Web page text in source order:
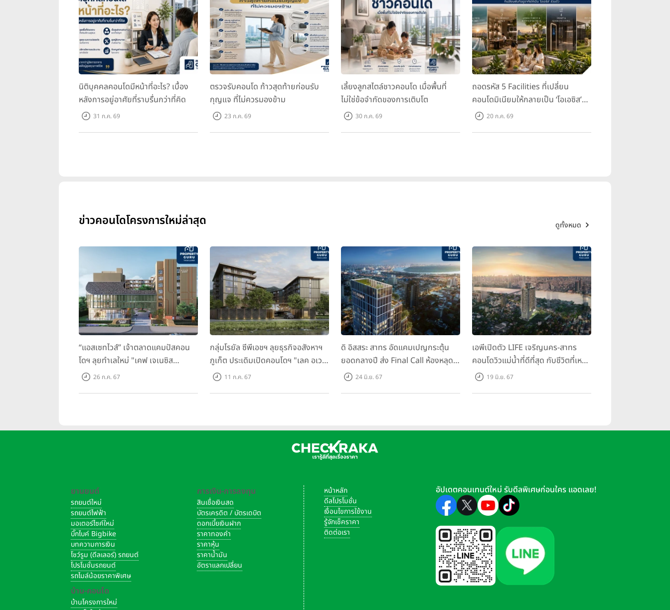
ด้วยจำนวนยูนิตที่ไม่หนาแน่นจนเกินไป ทำให้ผู้อยู่อาศัยสามารถสัมผัสบรรยากาศที่สงบ แตกต่างจากความวุ่นวายของเมืองใหญ่ที่อยู่เพียงไม่กี่ก้าว
พื้นที่ส่วนกลางที่เติมเต็มทุกไลฟ์สไตล์
การอยู่อาศัยในคอนโดระดับลักซ์ชัวรี่ไม่ได้มีเพียงห้องพักที่สวยงาม แต่ยังรวมถึงประสบการณ์การใช้ชีวิตที่ครบครัน TAIT Sathorn 12 จึงมา
พร้อมพื้นที่ส่วนกลางที่ออกแบบอย่างใส่ใจ ไม่ว่าจะเป็นสระว่ายน้ำ ฟิตเนส พื้นที่พักผ่อน หรือมุมสำหรับทำงานและพบปะสังสรรค์
ทุกองค์ประกอบถูกสร้างขึ้นเพื่อให้ผู้อยู่อาศัยสามารถใช้เวลาคุณภาพได้อย่างเต็มที่ โดยไม่จำเป็นต้องออกไปหาสิ่งอำนวยความสะดวกจากภายนอก
นิติบุคคลคอนโดมีหน้าที่อะไร? เบื้อง
หลังการอยู่อาศัยที่ราบรื่นกว่าที่คิด
31 ก.ค. 69
ตรวจรับคอนโด ก้าวสุดท้ายก่อนรับ
กุญแจ ที่ไม่ควรมองข้าม
23 ก.ค. 69
เลี้ยงลูกสไตล์ชาวคอนโด เมื่อพื้นที่
ไม่ใช่ข้อจำกัดของการเติบโต
30 ก.ค. 69
ถอดรหัส 5 Facilities ที่เปลี่ยน
คอนโดมิเนียมให้กลายเป็น ‘โอเอซิส’
ส่วนตัวกลางเมือง
20 ก.ค. 69
ข่าวคอนโดโครงการใหม่ล่าสุด ดูทั้งหมด
“แอสเซทไวส์” เจ้าตลาดแคมปัสคอน
โดฯ ลุยทำเลใหม่ "เคฟ เจเนซิส
นครปฐม" จับมือพาร์ทเนอร์ "อินฟินิท
26 ก.ค. 67
กลุ่มโรยัล ซีพีเอชฯ ลุยธุรกิจอสังหาฯ
ภูเก็ต ประเดิมเปิดคอนโดฯ "เลค อเวนิ
ว ภูเก็ต" พรีเซลสิงหาคมนี้
11 ก.ค. 67
ดิ อิสสระ สาทร อัดแคมเปญกระตุ้น
ยอดกลางปี ส่ง Final Call ห้องหลุด
ดาวน์ หั่นราคาเริ่มต้น 4.99 ลบ.
24 มิ.ย. 67
เอพีเปิดตัว LIFE เจริญนคร-สาทร
คอนโดวิวแม่น้ำที่ดีที่สุด กับชีวิตที่เหนือ
กว่าในทุกมิติ ห้องชุดดีไซน์ใหม่สูง 3
19 มิ.ย. 67
ยานยนต์
รถยนต์ใหม่
รถยนต์ไฟฟ้า
มอเตอร์ไซค์ใหม่
บิ๊กไบค์ Bigbike
บทความการเงิน
โชว์รูม (ดีลเลอร์) รถยนต์
โปรโมชั่นรถยนต์
รถไมล์น้อยราคาพิเศษ
บ้าน-คอนโด
บ้านโครงการใหม่
การเงิน-การลงทุน
สินเชื่อเงินสด
บัตรเครดิต / บัตรเดบิต
ดอกเบี้ยเงินฝาก
ราคาทองคำ
ราคาหุ้น
ราคาน้ำมัน
อัตราแลกเปลี่ยน
หน้าหลัก
ดีลโปรโมชั่น
เงื่อนไขการใช้งาน
รู้จักเช็คราคา
ติดต่อเรา
อัปเดตคอนเทนต์ใหม่ รับดีลพิเศษก่อนใคร แอดเลย!